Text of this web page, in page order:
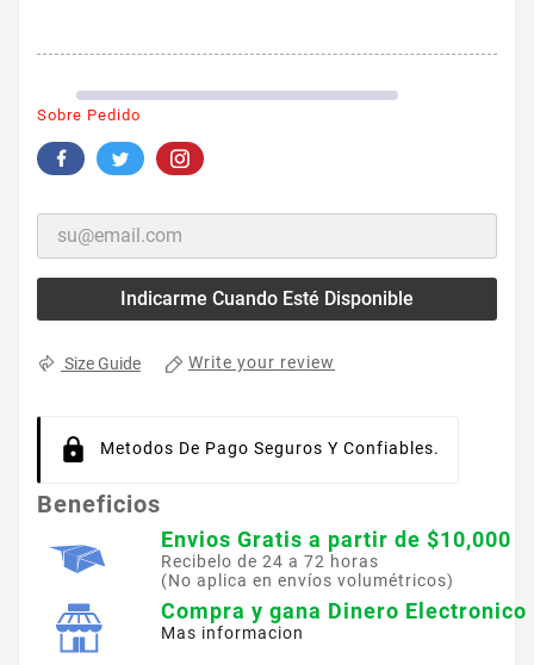
Sobre Pedido
Indicarme Cuando Esté Disponible
Size Guide Write your review
Metodos De Pago Seguros Y Confiables.
Beneficios
Envios Gratis a partir de $10,000
Recibelo de 24 a 72 horas
(No aplica en envíos volumétricos)
Compra y gana Dinero Electronico
Mas informacion